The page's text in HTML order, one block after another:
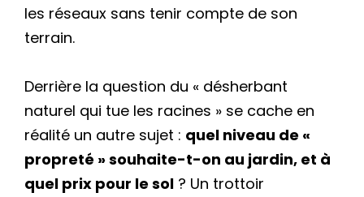
les réseaux sans tenir compte de son
terrain.
Derrière la question du « désherbant
naturel qui tue les racines » se cache en
réalité un autre sujet : quel niveau de «
propreté » souhaite-t-on au jardin, et à
quel prix pour le sol ? Un trottoir